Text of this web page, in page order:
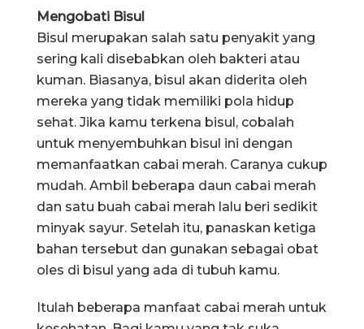
Mengobati Bisul
Bisul merupakan salah satu penyakit yang
sering kali disebabkan oleh bakteri atau
kuman. Biasanya, bisul akan diderita oleh
mereka yang tidak memiliki pola hidup
sehat. Jika kamu terkena bisul, cobalah
untuk menyembuhkan bisul ini dengan
memanfaatkan cabai merah. Caranya cukup
mudah. Ambil beberapa daun cabai merah
dan satu buah cabai merah lalu beri sedikit
minyak sayur. Setelah itu, panaskan ketiga
bahan tersebut dan gunakan sebagai obat
oles di bisul yang ada di tubuh kamu.
Itulah beberapa manfaat cabai merah untuk